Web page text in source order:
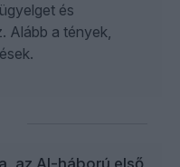
és
Alább a tények,